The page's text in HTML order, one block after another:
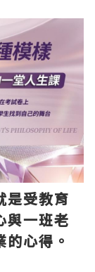
是受教育
與一班老
心得。